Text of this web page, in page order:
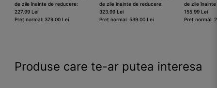
de zile înainte de reducere:
227.99 Lei
Preț normal: 379.00 Lei
de zile înainte de reducere:
323.99 Lei
Preț normal: 539.00 Lei
de zile
155.99 Lei
Preț normal:
Produse care te-ar putea interesa